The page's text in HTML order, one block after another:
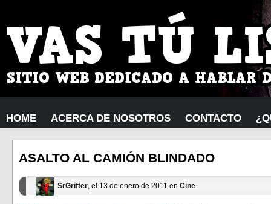
HOME ACERCA DE NOSOTROS CONTACTO
ASALTO AL CAMIÓN BLINDADO
SrGrifter, el 13 de enero de 2011 en Cine